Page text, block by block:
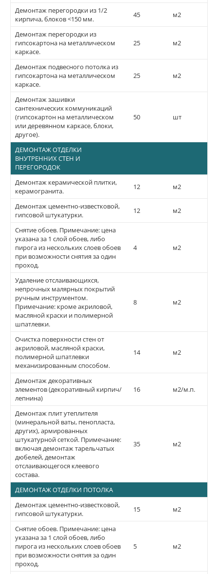
Демонтаж перегородки из 1/2
кирпича, блоков <150 мм.
45 м2
Демонтаж перегородки из
гипсокартона на металлическом
каркасе.
25 м2
Демонтаж подвесного потолка из
гипсокартона на металлическом
каркасе.
25 м2
Демонтаж зашивки
сантехнических коммуникаций
(гипсокартон на металлическом
или деревянном каркасе, блоки,
другое).
50 шт
ДЕМОНТАЖ ОТДЕЛКИ
ВНУТРЕННИХ СТЕН И
ПЕРЕГОРОДОК
Демонтаж керамической плитки,
керамогранита.
12 м2
Демонтаж цементно-известковой,
гипсовой штукатурки.
12 м2
Снятие обоев. Примечание: цена
указана за 1 слой обоев, либо
пирога из нескольких слоев обоев
при возможности снятия за один
проход.
4 м2
Удаление отслаивающихся,
непрочных малярных покрытий
ручным инструментом.
Примечание: кроме акриловой,
масляной краски и полимерной
шпатлевки.
8 м2
Очистка поверхности стен от
акриловой, масляной краски,
полимерной шпатлевки
механизированным способом.
14 м2
Демонтаж декоративных
элементов (декоративный кирпич/
лепнина)
16 м2/м.п.
Демонтаж плит утеплителя
(минеральной ваты, пенопласта,
других), армированных
штукатурной сеткой. Примечание:
включая демонтаж тарельчатых
дюбелей, демонтаж
отслаивающегося клеевого
состава.
35 м2
ДЕМОНТАЖ ОТДЕЛКИ ПОТОЛКА
Демонтаж цементно-известковой,
гипсовой штукатурки.
15 м2
Снятие обоев. Примечание: цена
указана за 1 слой обоев, либо
пирога из нескольких слоев обоев
при возможности снятия за один
проход.
5 м2